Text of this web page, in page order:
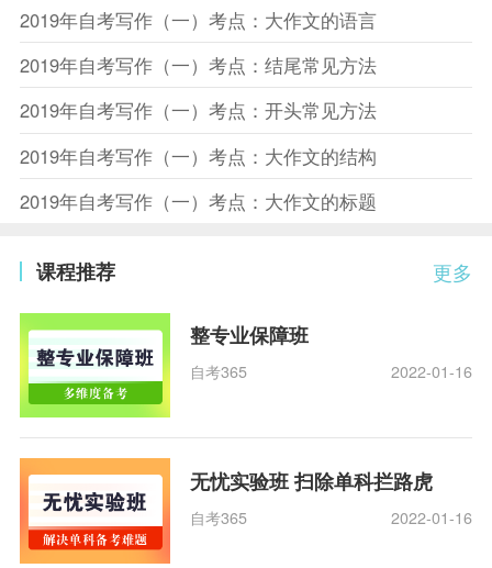
2019年自考写作（一）考点：大作文的语言
2019年自考写作（一）考点：结尾常见方法
2019年自考写作（一）考点：开头常见方法
2019年自考写作（一）考点：大作文的结构
2019年自考写作（一）考点：大作文的标题
更多
课程推荐
整专业保障班
自考365 2022-01-16
无忧实验班 扫除单科拦路虎
自考365 2022-01-16